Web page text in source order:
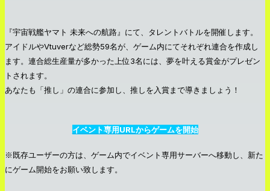
『宇宙戦艦ヤマト 未来への航路』にて、タレントバトルを開催します。
アイドルやVtuverなど総勢59名が、ゲーム内にてそれぞれ連合を作成し
ます。連合総生産量が多かった上位3名には、夢を叶える賞金がプレゼン
トされます。
あなたも「推し」の連合に参加し、推しを入賞まで導きましょう！
イベント専用URLからゲームを開始
※既存ユーザーの方は、ゲーム内でイベント専用サーバーへ移動し、新た
にゲーム開始をお願い致します。